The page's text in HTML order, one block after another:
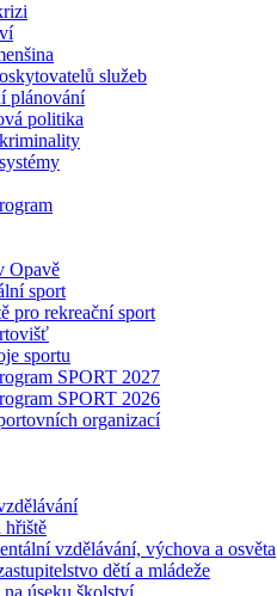
služeb
plánování
politika
Opavě
sport
pro rekreační sport
sportu
SPORT 2027
SPORT 2026
organizací
hřiště
vzdělávání, výchova a osvěta
dětí a mládeže